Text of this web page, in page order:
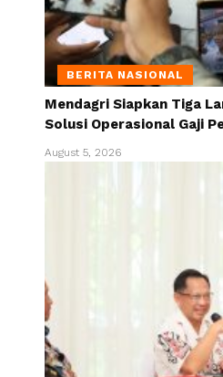
BERITA NASIONAL
Mendagri Siapkan Tiga
Solusi Operasional Gaji
August 5, 2026